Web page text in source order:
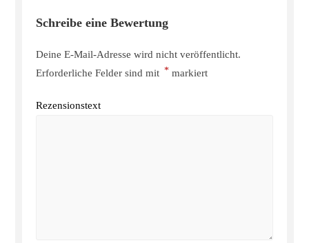
Schreibe eine Bewertung
Deine E-Mail-Adresse wird nicht veröffentlicht.
Erforderliche Felder sind mit * markiert
Rezensionstext